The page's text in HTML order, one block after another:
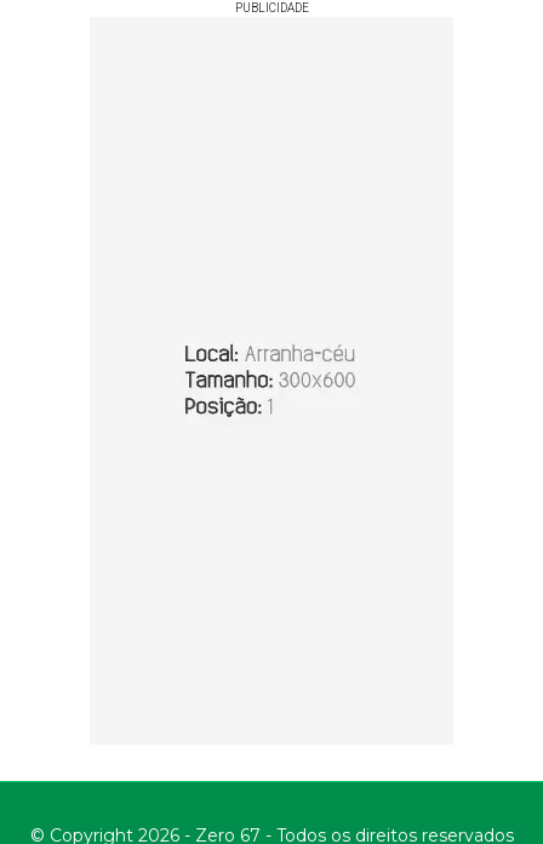
PUBLICIDADE
© Copyright 2026 - Zero 67 - Todos os direitos reservados